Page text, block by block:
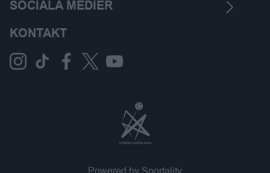
SOCIALA MEDIER
KONTAKT
Powered by Sportality